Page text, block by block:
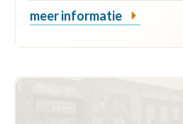
meer informatie